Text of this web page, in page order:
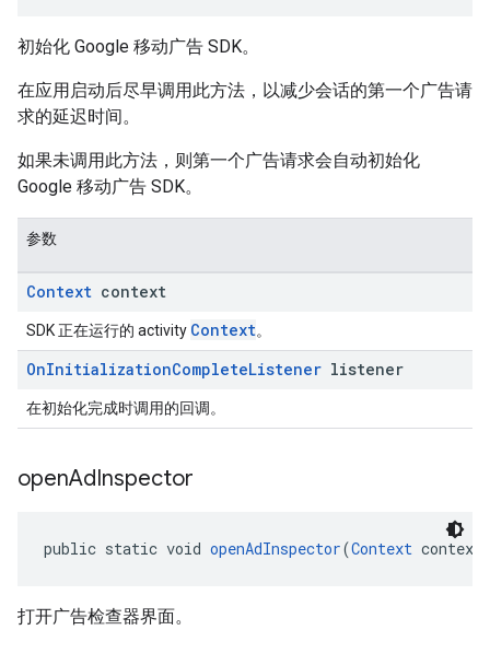
初始化 Google 移动广告 SDK。
在应用启动后尽早调用此方法，以减少会话的第一个广告请
求的延迟时间。
如果未调用此方法，则第一个广告请求会自动初始化
Google 移动广告 SDK。
参数
Context context
SDK 正在运行的 activity Context。
OnInitializationCompleteListener listener
在初始化完成时调用的回调。
openAdInspector
public static void openAdInspector(Context
打开广告检查器界面。